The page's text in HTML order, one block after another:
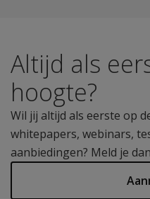
Altijd als
hoogte?
Wil jij altijd als eerste op
whitepapers, webinars,
aanbiedingen? Meld je